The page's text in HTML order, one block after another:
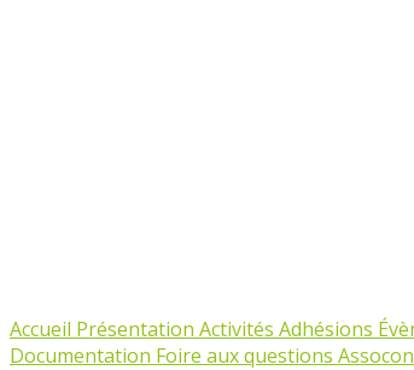
Accueil Présentation Activités Adhésions
Documentation Foire aux questions